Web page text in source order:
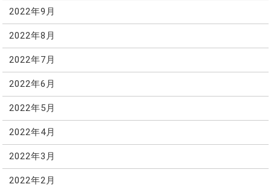
2022年9月
2022年8月
2022年7月
2022年6月
2022年5月
2022年4月
2022年3月
2022年2月